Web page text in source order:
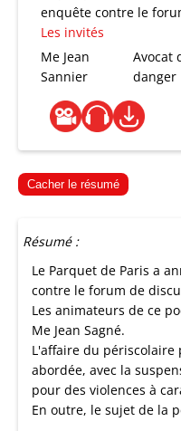
enquête contre le
Les invités
Me Jean
Sannier
Avocat
danger
Cacher le résumé
Résumé :
Le Parquet de Paris a
contre le forum de
Les animateurs de ce
Me Jean Sagné.
L'affaire du périscolaire
abordée, avec la
pour des violences à
En outre, le sujet de la